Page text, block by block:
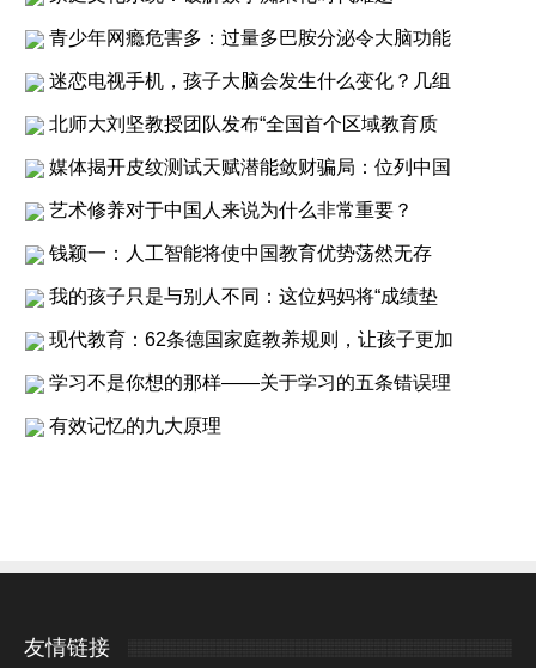
青少年网瘾危害多：过量多巴胺分泌令大脑功能
迷恋电视手机，孩子大脑会发生什么变化？几组
北师大刘坚教授团队发布“全国首个区域教育质
媒体揭开皮纹测试天赋潜能敛财骗局：位列中国
艺术修养对于中国人来说为什么非常重要？
钱颖一：人工智能将使中国教育优势荡然无存
我的孩子只是与别人不同：这位妈妈将“成绩垫
现代教育：62条德国家庭教养规则，让孩子更加
学习不是你想的那样——关于学习的五条错误理
有效记忆的九大原理
友情链接